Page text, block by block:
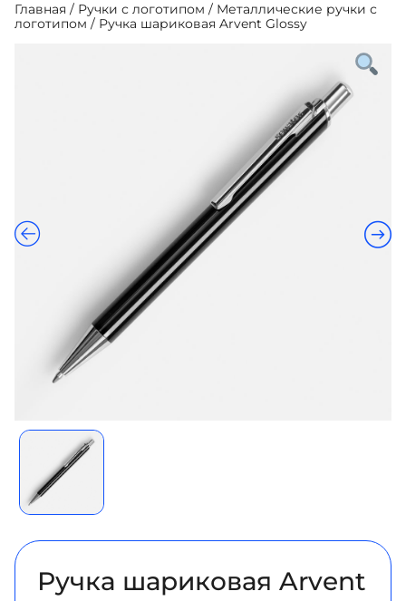
Главная / Ручки с логотипом / Металлические ручки с
логотипом / Ручка шариковая Arvent Glossy
Ручка шариковая Arvent